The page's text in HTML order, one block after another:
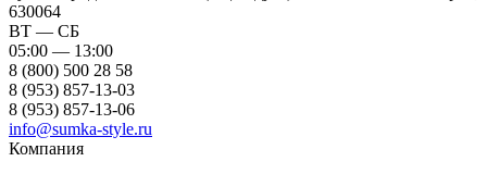
630064
ВТ — СБ
05:00 — 13:00
8 (800) 500 28 58
8 (953) 857-13-03
8 (953) 857-13-06
info@sumka-style.ru
Компания